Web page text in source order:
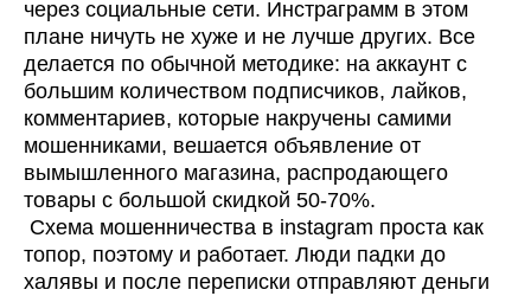
через социальные сети. Инстраграмм в этом
плане ничуть не хуже и не лучше других. Все
делается по обычной методике: на аккаунт с
большим количеством подписчиков, лайков,
комментариев, которые накручены самими
мошенниками, вешается объявление от
вымышленного магазина, распродающего
товары с большой скидкой 50-70%.
Схема мошенничества в instagram проста как
топор, поэтому и работает. Люди падки до
халявы и после переписки отправляют деньги